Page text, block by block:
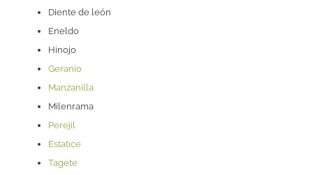
Diente de león
Eneldo
Hinojo
Geranio
Manzanilla
Milenrama
Perejil
Estatice
Tagete